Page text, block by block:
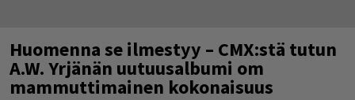
Huomenna se ilmestyy – CMX:stä tutun
A.W. Yrjänän uutuusalbumi om
mammuttimainen kokonaisuus